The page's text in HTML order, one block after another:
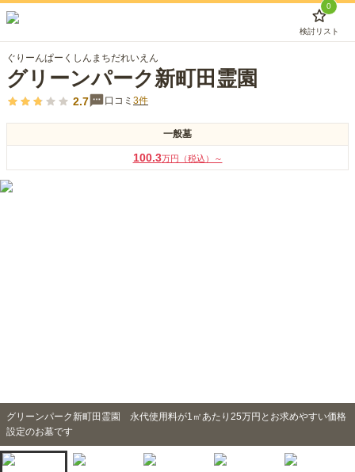
0
検討リスト
ぐりーんぱーくしんまちだれいえん
グリーンパーク新町田霊園
2.7 口コミ 3件
一般墓
100.3万円（税込）～
グリーンパーク新町田霊園 永代使用料が1㎡あたり25万円とお求めやすい価格
設定のお墓です